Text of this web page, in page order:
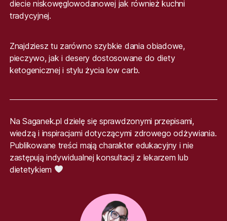
diecie niskowęglowodanowej jak również kuchni
tradycyjnej.
Znajdziesz tu zarówno szybkie dania obiadowe,
pieczywo, jak i desery dostosowane do diety
ketogenicznej i stylu życia low carb.
Na Saganek.pl dzielę się sprawdzonymi przepisami,
wiedzą i inspiracjami dotyczącymi zdrowego odżywiania.
Publikowane treści mają charakter edukacyjny i nie
zastępują indywidualnej konsultacji z lekarzem lub
dietetykiem